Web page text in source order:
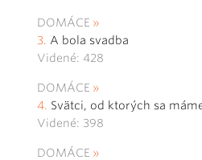
DOMÁCE
A bola svadba
Videné: 428
DOMÁCE
Svätci, od ktorých sa
Videné: 398
DOMÁCE